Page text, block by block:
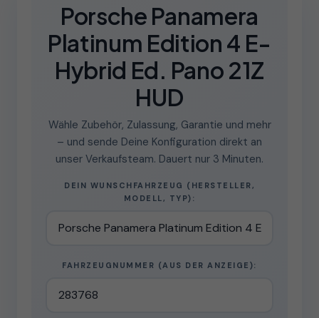
Porsche Panamera
Platinum Edition 4 E-
Hybrid Ed. Pano 21Z
HUD
Wähle Zubehör, Zulassung, Garantie und mehr
– und sende Deine Konfiguration direkt an
unser Verkaufsteam. Dauert nur 3 Minuten.
DEIN WUNSCHFAHRZEUG (HERSTELLER,
MODELL, TYP):
FAHRZEUGNUMMER (AUS DER ANZEIGE):